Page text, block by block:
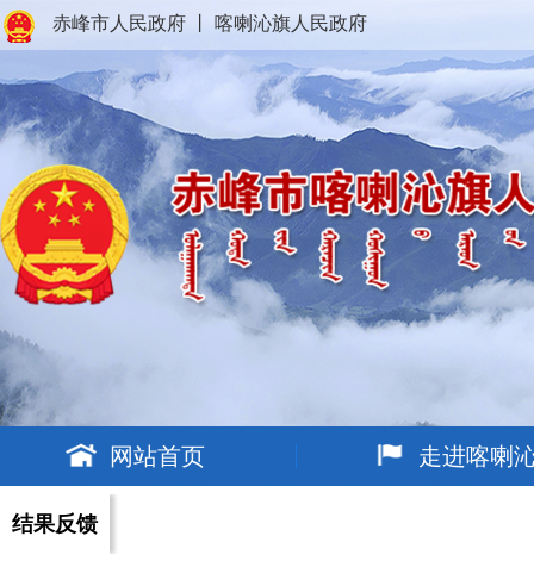
赤峰市人民政府 喀喇沁旗人民政府
网站首页 走进喀喇
结果反馈